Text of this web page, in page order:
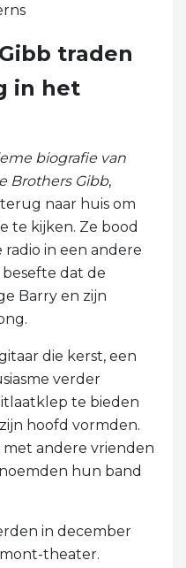
traden
in het
biografie van
Brothers Gibb,
naar huis om
te kijken. Ze bood
in een andere
dat de
Barry en zijn
die kerst, een
verder
te bieden
hoofd vormden.
andere vrienden
hun band
in december
theater.